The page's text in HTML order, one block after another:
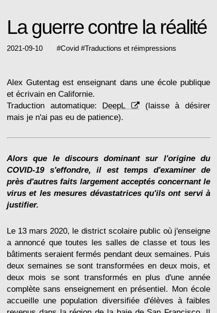
La guerre contre la réalité
2021-09-10 #Covid #Traductions et réimpressions
Alex Gutentag est enseignant dans une école publique
et écrivain en Californie.
Traduction automatique: DeepL
(laisse à désirer
mais je n'ai pas eu de patience).
Alors que le discours dominant sur l'origine du
COVID-19 s'effondre, il est temps d'examiner de
près d'autres faits largement acceptés concernant le
virus et les mesures dévastatrices qu'ils ont servi à
justifier.
Le 13 mars 2020, le district scolaire public où j'enseigne
a annoncé que toutes les salles de classe et tous les
bâtiments seraient fermés pendant deux semaines. Puis
deux semaines se sont transformées en deux mois, et
deux mois se sont transformés en plus d'une année
complète sans enseignement en présentiel. Mon école
accueille une population diversifiée d'élèves à faibles